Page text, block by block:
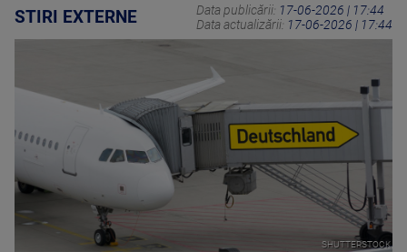
STIRI EXTERNE Data publicării: 17-06-2026 | 17:44
Data actualizării: 17-06-2026 | 17:44
SHUTTERSTOCK